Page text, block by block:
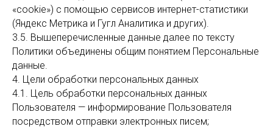
«cookie») с помощью сервисов интернет-статистики
(Яндекс Метрика и Гугл Аналитика и других).
3.5. Вышеперечисленные данные далее по тексту
Политики объединены общим понятием Персональные
данные.
4. Цели обработки персональных данных
4.1. Цель обработки персональных данных
Пользователя — информирование Пользователя
посредством отправки электронных писем;